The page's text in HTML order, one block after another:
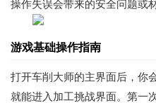
操作失误会带来的安全问题或
游戏基础操作指南
打开车削大师的主界面后，你
就能进入加工挑战界面。第一